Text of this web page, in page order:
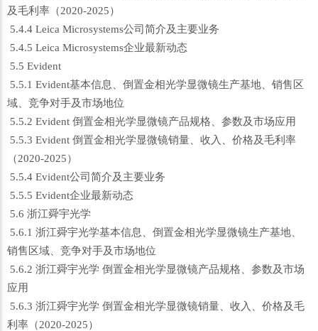
及毛利率（2020-2025）
5.4.4 Leica Microsystems公司简介及主要业务
5.4.5 Leica Microsystems企业最新动态
5.5 Evident
5.5.1 Evident基本信息、倒置金相光学显微镜生产基地、销售区
域、竞争对手及市场地位
5.5.2 Evident 倒置金相光学显微镜产品规格、参数及市场应用
5.5.3 Evident 倒置金相光学显微镜销量、收入、价格及毛利率
（2020-2025）
5.5.4 Evident公司简介及主要业务
5.5.5 Evident企业最新动态
5.6 浙江舜宇光学
5.6.1 浙江舜宇光学基本信息、倒置金相光学显微镜生产基地、
销售区域、竞争对手及市场地位
5.6.2 浙江舜宇光学 倒置金相光学显微镜产品规格、参数及市场
应用
5.6.3 浙江舜宇光学 倒置金相光学显微镜销量、收入、价格及毛
利率（2020-2025）